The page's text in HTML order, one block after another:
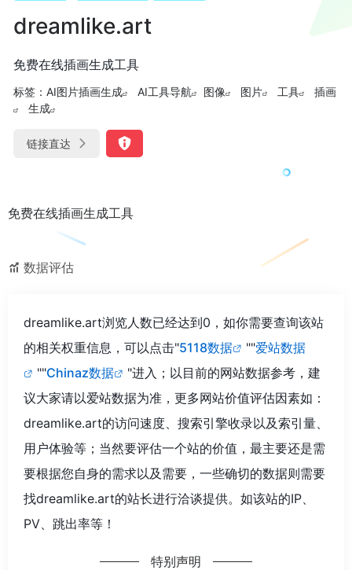
dreamlike.art
免费在线插画生成工具
标签： AI图片插画生成 AI工具导航 图像 图片 工具
插画
生成
链接直达
免费在线插画生成工具
数据评估
dreamlike.art浏览人数已经达到0，如你需要查询该站
的相关权重信息，可以点击"5118数据 ""爱站数据
""Chinaz数据
"进入；以目前的网站数据参考，建
议大家请以爱站数据为准，更多网站价值评估因素如：
dreamlike.art的访问速度、搜索引擎收录以及索引量、
用户体验等；当然要评估一个站的价值，最主要还是需
要根据您自身的需求以及需要，一些确切的数据则需要
找dreamlike.art的站长进行洽谈提供。如该站的IP、
PV、跳出率等！
特别声明